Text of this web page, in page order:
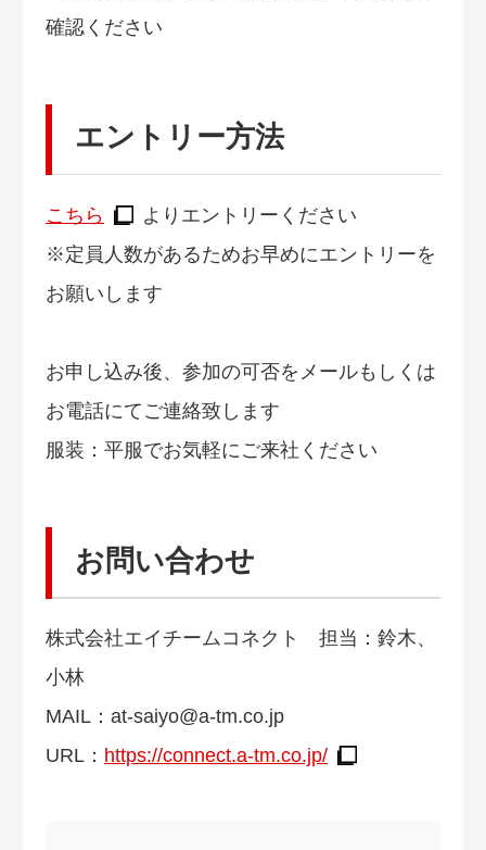
確認ください
エントリー方法
こちら
よりエントリーください
※定員人数があるためお早めにエントリーを
お願いします
お申し込み後、参加の可否をメールもしくは
お電話にてご連絡致します
服装：平服でお気軽にご来社ください
お問い合わせ
株式会社エイチームコネクト 担当：鈴木、
小林
MAIL： at-saiyo@a-tm.co.jp
URL： https://connect.a-tm.co.jp/